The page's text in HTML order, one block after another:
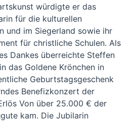
würdigte er das
für die kulturellen
und im Siegerland sowie ihr
für christliche Schulen. Als
Dankes überreichte Steffen
das Goldene Krönchen in
Geburtstagsgeschenk
Benefizkonzert der
Von über 25.000 € der
kam. Die Jubilarin